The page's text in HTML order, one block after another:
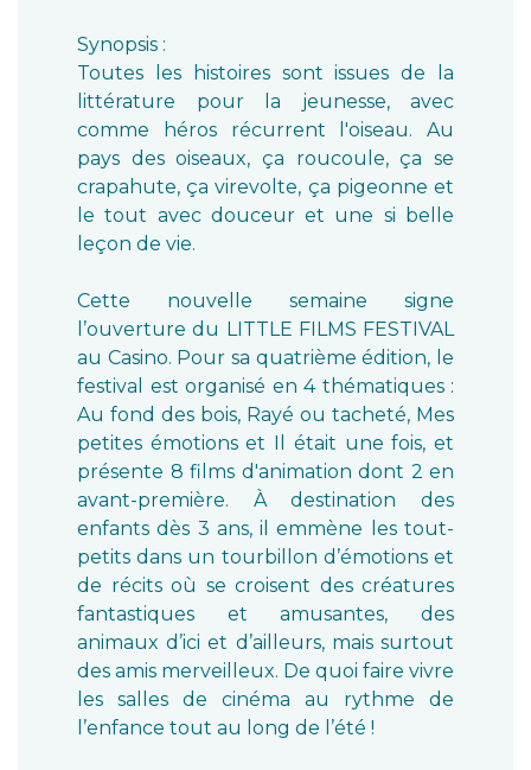
Synopsis :
Toutes les histoires sont issues de la
littérature pour la jeunesse, avec
comme héros récurrent l'oiseau. Au
pays des oiseaux, ça roucoule, ça se
crapahute, ça virevolte, ça pigeonne et
le tout avec douceur et une si belle
leçon de vie.
Cette nouvelle semaine signe
l’ouverture du LITTLE FILMS FESTIVAL
au Casino. Pour sa quatrième édition, le
festival est organisé en 4 thématiques :
Au fond des bois, Rayé ou tacheté, Mes
petites émotions et Il était une fois, et
présente 8 films d'animation dont 2 en
avant-première. À destination des
enfants dès 3 ans, il emmène les tout-
petits dans un tourbillon d’émotions et
de récits où se croisent des créatures
fantastiques et amusantes, des
animaux d’ici et d’ailleurs, mais surtout
des amis merveilleux. De quoi faire vivre
les salles de cinéma au rythme de
l’enfance tout au long de l’été !